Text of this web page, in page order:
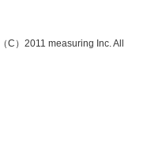
C）2011 measuring Inc. All